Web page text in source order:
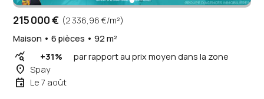
215 000 € (2 336,96 €/m²)
Maison • 6 pièces • 92 m²
query_stats +31% par rapport au prix moyen dans la zone
place Spay
event Le 7 août